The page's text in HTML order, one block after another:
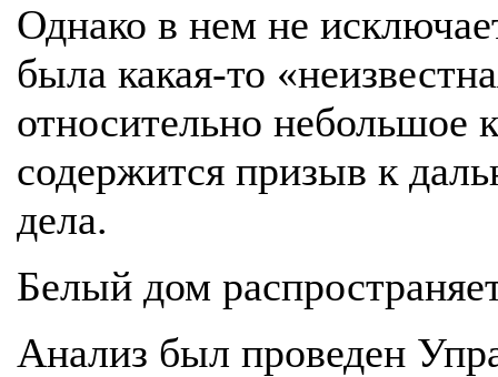
Однако в нем не
была какая-то
относительно небольшое
содержится призыв к
дела.
Белый дом
Анализ был проведен